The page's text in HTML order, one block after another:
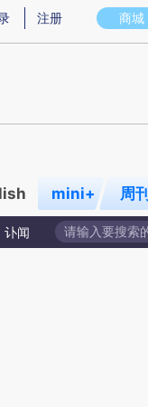
存在偏差。不代表财新
商城
注册
mini+ 周刊
讣闻